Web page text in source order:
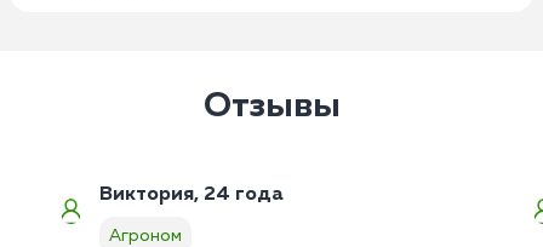
Отзывы
Виктория, 24 года
Агроном